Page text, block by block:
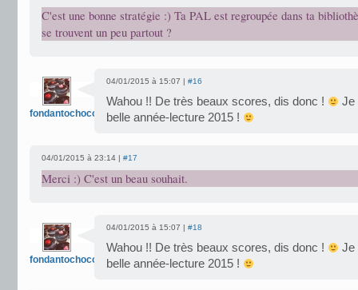
C'est une bonne stratégie :) Ta PAL est regroupée dans ta
se trouvent un peu partout ?
fondantochocolat
04/01/2015 à 15:07 | #16
Wahou !! De très beaux scores, dis donc !
Je
belle année-lecture 2015 !
04/01/2015 à 23:14 | #17
Merci :) C'est un beau souhait.
fondantochocolat
04/01/2015 à 15:07 | #18
Wahou !! De très beaux scores, dis donc !
Je
belle année-lecture 2015 !